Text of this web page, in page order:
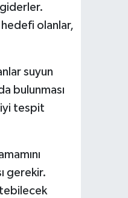
olanlar,
suyun
bulunması
iyi tespit
gerekir.